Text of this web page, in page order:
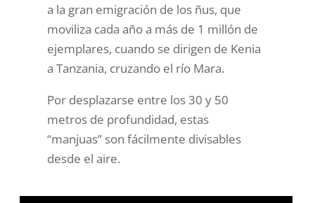
a la gran emigración de los ñus, que
moviliza cada año a más de 1 millón de
ejemplares, cuando se dirigen de Kenia
a Tanzania, cruzando el río Mara.
Por desplazarse entre los 30 y 50
metros de profundidad, estas
“manjuas” son fácilmente divisables
desde el aire.